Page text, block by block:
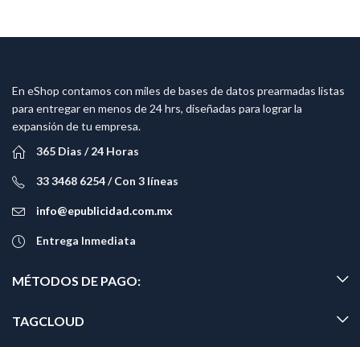
En eShop contamos con miles de bases de datos prearmadas listas
para entregar en menos de 24 hrs, diseñadas para lograr la
expansión de tu empresa.
365 Dias / 24 Horas
33 3468 6254 / Con 3 líneas
info@epublicidad.com.mx
Entrega Inmediata
MÉTODOS DE PAGO:
TAGCLOUD